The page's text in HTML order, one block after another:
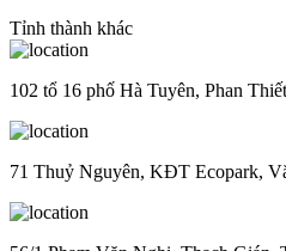
Tỉnh thành khác
102 tổ 16 phố Hà Tuyên, Phan
71 Thuỷ Nguyên, KĐT Ecopark,